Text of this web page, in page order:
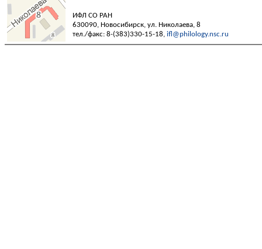
ИФЛ СО РАН
630090, Новосибирск, ул. Николаева, 8
тел./факс: 8-(383)330-15-18, ifl@philology.nsc.ru